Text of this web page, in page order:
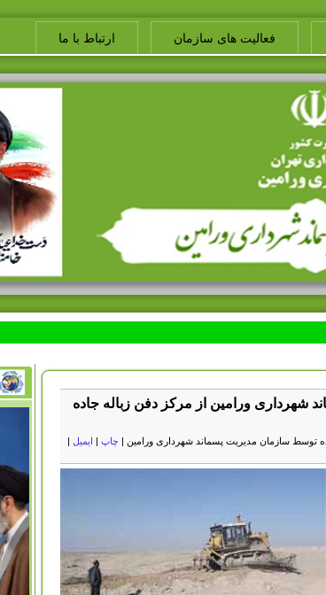
فعالیت های سازمان ارتباط با ما
شهرداری ورامین از مرکز دفن زباله جاده
توسط سازمان مدیریت پسماند شهرداری ورامین | چاپ | ایمیل |